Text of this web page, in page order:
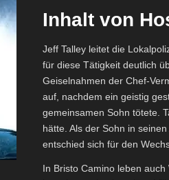
Inhalt von
Jeff Talley leitet die
für diese Tätigkeit deutlich
Geiselnahmen der Chef-
auf, nachdem ein geistig
gemeinsamen Sohn tötete.
hätte. Als der Sohn in
entschied sich für den
In Bristo Camino leben